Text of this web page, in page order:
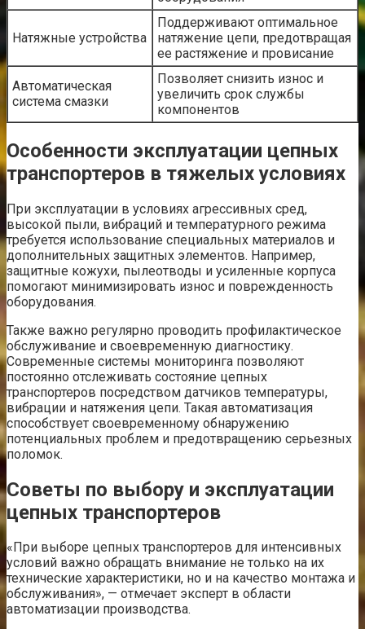
Натяжные устройства
Поддерживают оптимальное
натяжение цепи, предотвращая
ее растяжение и провисание
Автоматическая
система смазки
Позволяет снизить износ и
увеличить срок службы
компонентов
Особенности эксплуатации цепных
транспортеров в тяжелых условиях
При эксплуатации в условиях агрессивных сред,
высокой пыли, вибраций и температурного режима
требуется использование специальных материалов и
дополнительных защитных элементов. Например,
защитные кожухи, пылеотводы и усиленные корпуса
помогают минимизировать износ и поврежденность
оборудования.
Также важно регулярно проводить профилактическое
обслуживание и своевременную диагностику.
Современные системы мониторинга позволяют
постоянно отслеживать состояние цепных
транспортеров посредством датчиков температуры,
вибрации и натяжения цепи. Такая автоматизация
способствует своевременному обнаружению
потенциальных проблем и предотвращению серьезных
поломок.
Советы по выбору и эксплуатации
цепных транспортеров
«При выборе цепных транспортеров для интенсивных
условий важно обращать внимание не только на их
технические характеристики, но и на качество монтажа и
обслуживания», — отмечает эксперт в области
автоматизации производства.